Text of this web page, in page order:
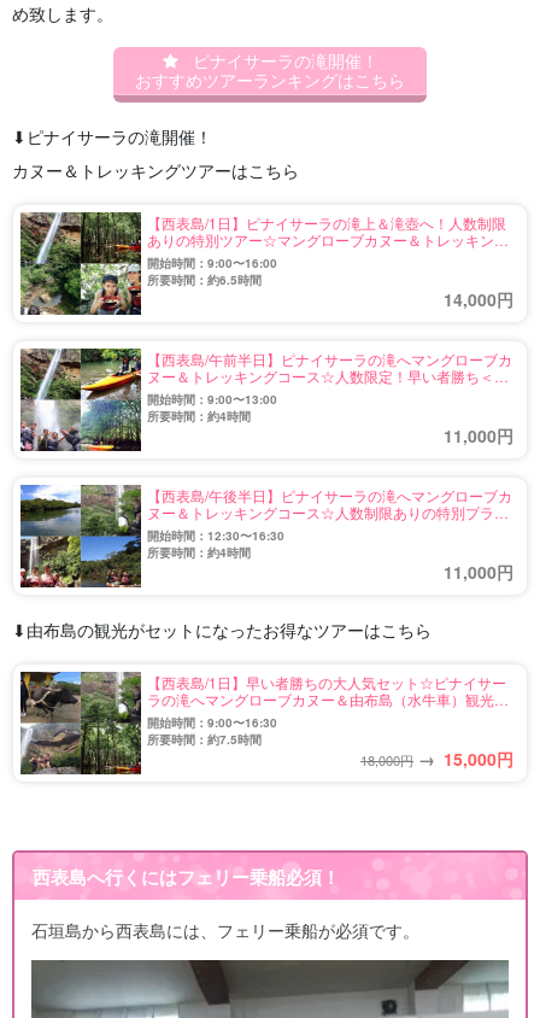
め致します。
ピナイサーラの滝開催！
おすすめツアーランキングはこちら
⬇︎ピナイサーラの滝開催！
カヌー＆トレッキングツアーはこちら
【西表島/1日】ピナイサーラの滝上＆滝壺へ！人数制限
ありの特別ツアー☆マングローブカヌー＆トレッキング
コース♪滝上からの景色は感動間違いなし◎ランチ付き
（No.12）
開始時間：9:00〜16:00
所要時間：約6.5時間
14,000円
【西表島/午前半日】ピナイサーラの滝へマングローブカ
ヌー＆トレッキングコース☆人数限定！早い者勝ち＜送
迎付き＆立入申請不要＞（No.10）
開始時間：9:00〜13:00
所要時間：約4時間
11,000円
【西表島/午後半日】ピナイサーラの滝へマングローブカ
ヌー＆トレッキングコース☆人数制限ありの特別プラ
ン！空いてる時間に楽しみたい方へ♪送迎付き
（No.11）
開始時間：12:30〜16:30
所要時間：約4時間
11,000円
⬇︎由布島の観光がセットになったお得なツアーはこちら
【西表島/1日】早い者勝ちの大人気セット☆ピナイサー
ラの滝へマングローブカヌー＆由布島（水牛車）観光ツ
アー《3歳から参加OK！絶景ランチ付き》（No.8）
開始時間：9:00〜16:30
所要時間：約7.5時間
18,000円 → 15,000円
西表島へ行くにはフェリー乗船必須！
石垣島から西表島には、フェリー乗船が必須です。